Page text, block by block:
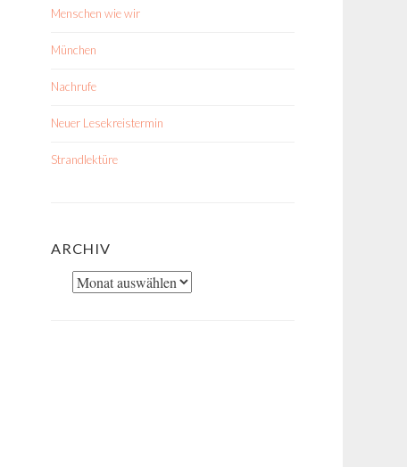
Menschen wie wir
München
Nachrufe
Neuer Lesekreistermin
Strandlektüre
ARCHIV
Archiv